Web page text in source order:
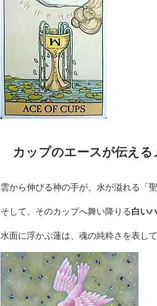
カップのエースが伝える
雲から伸びる神の手が、水が溢れる「
そして、そのカップへ舞い降りる白い
水面に浮かぶ蓮は、魂の純粋さを表して